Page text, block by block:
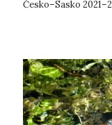
Česko–Sasko